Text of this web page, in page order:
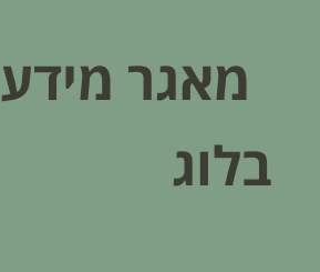
מאגר מידע
בלוג